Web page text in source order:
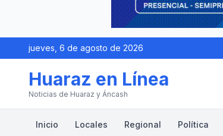
jueves, 6 de agosto de 2026
Huaraz en Línea
Noticias de Huaraz y Áncash
Inicio Locales Regional Política